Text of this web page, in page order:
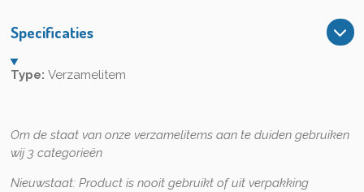
Specificaties
Type: Verzamelitem
Om de staat van onze verzamelitems aan te duiden gebruiken
wij 3 categorieën
Nieuwstaat:Product is nooit gebruikt of uit verpakking